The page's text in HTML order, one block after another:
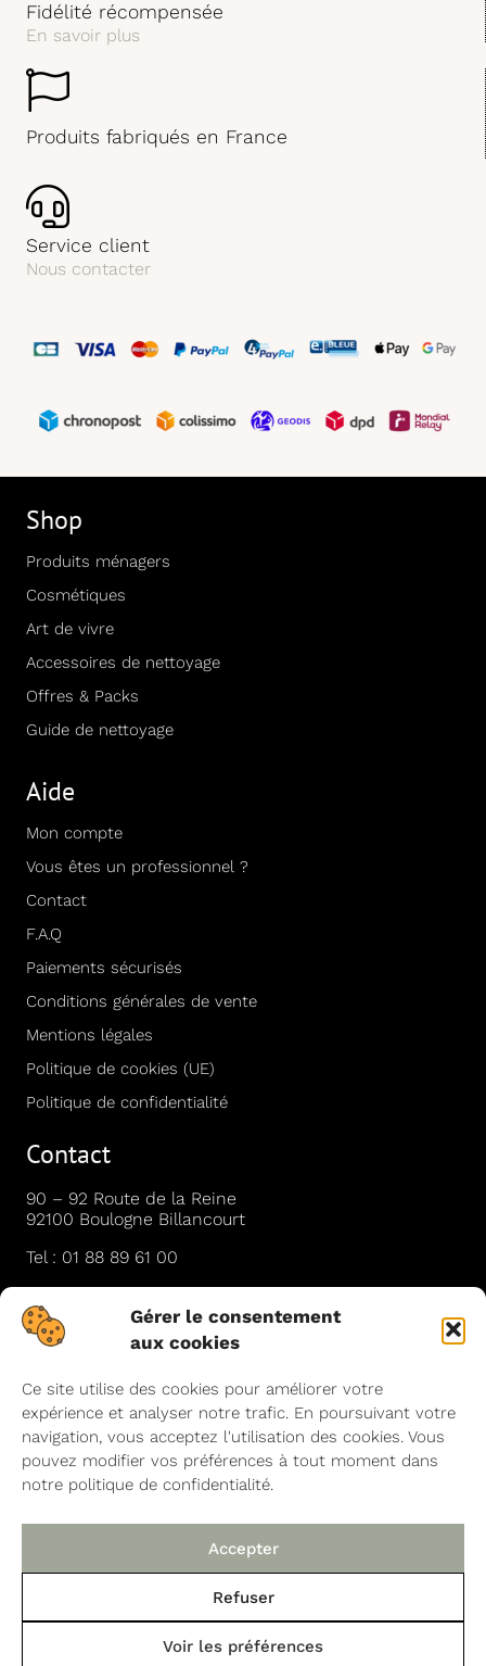
Gérer le consentement
aux cookies
Ce site utilise des cookies pour améliorer votre
expérience et analyser notre trafic. En poursuivant votre
navigation, vous acceptez l'utilisation des cookies. Vous
pouvez modifier vos préférences à tout moment dans
notre politique de confidentialité.
Accepter
Refuser
Voir les préférences
Fidélité récompensée
En savoir plus
Produits fabriqués en France
Service client
Nous contacter
Shop
Produits ménagers
Cosmétiques
Art de vivre
Accessoires de nettoyage
Offres & Packs
Guide de nettoyage
Aide
Mon compte
Vous êtes un professionnel ?
Contact
F.A.Q
Paiements sécurisés
Conditions générales de vente
Mentions légales
Politique de cookies (UE)
Politique de confidentialité
Contact
90 – 92 Route de la Reine
92100 Boulogne Billancourt
Tel : 01 88 89 61 00
Newsletter
Soyez les premiers informés des soldes à venir, des
nouveaux produits et des offres spéciales.
politique de confidentialité
Vous pouvez vous désabonner à tout moment en cliquant sur le lien de
désinscription dans chaque e-mail. Pour plus d'informations sur notre
gestion des données, veuillez consulter notre